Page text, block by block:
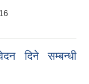
दिने सम्बन्धी